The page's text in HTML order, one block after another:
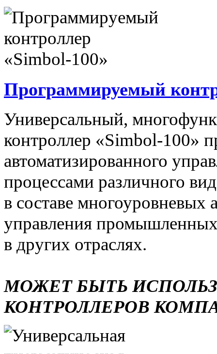
Программируемый
Универсальный,
контроллер «Simbol-100»
автоматизированного
процессами различного
в составе многоуровневых
управления
в других отраслях.
МОЖЕТ БЫТЬ
КОНТРОЛЛЕРОВ